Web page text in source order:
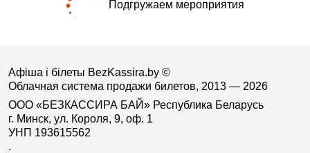
Подгружаем мероприятия
Афіша і білеты BezKassira.by ©
Облачная система продажи билетов, 2013 — 2026
ООО «БЕЗКАССИРА БАЙ» Республика Беларусь
г. Минск, ул. Короля, 9, оф. 1
УНП 193615562
.